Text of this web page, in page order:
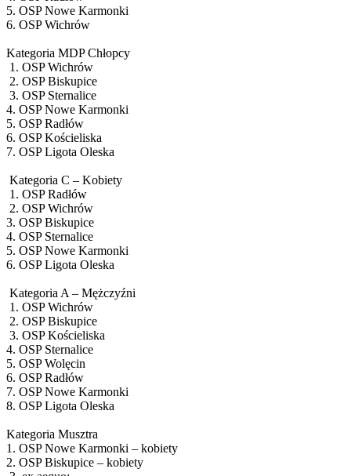
5. OSP Nowe Karmonki
6. OSP Wichrów
Kategoria MDP Chłopcy
1. OSP Wichrów
2. OSP Biskupice
3. OSP Sternalice
4. OSP Nowe Karmonki
5. OSP Radłów
6. OSP Kościeliska
7. OSP Ligota Oleska
Kategoria C – Kobiety
1. OSP Radłów
2. OSP Wichrów
3. OSP Biskupice
4. OSP Sternalice
5. OSP Nowe Karmonki
6. OSP Ligota Oleska
Kategoria A – Mężczyźni
1. OSP Wichrów
2. OSP Biskupice
3. OSP Kościeliska
4. OSP Sternalice
5. OSP Wolęcin
6. OSP Radłów
7. OSP Nowe Karmonki
8. OSP Ligota Oleska
Kategoria Musztra
1. OSP Nowe Karmonki – kobiety
2. OSP Biskupice – kobiety